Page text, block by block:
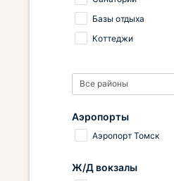
Базы отдыха
Коттеджи
Все районы
Аэропорты
Аэропорт Томск
Ж/Д вокзалы